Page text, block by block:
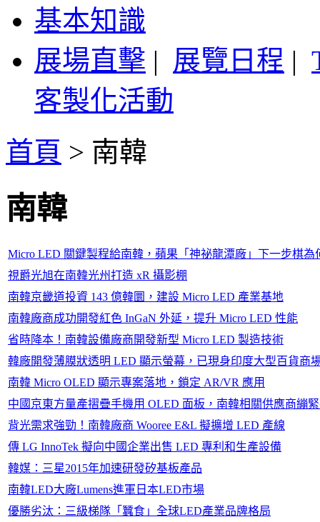
基本知識
展場直擊 | 展覽日程 |
客製化活動
首頁 > 南韓
南韓
Micro LED 關鍵製程給南韓，蘋果「神祕龍潭廠」下一步棋為
視爵光旭在南韓光州打造 xR 攝影棚
南韓京畿道投資 143 億韓圜，建設 Micro LED 產業基地
南韓廠商成功開發紅色 InGaN 外延，提升 Micro LED 性能
省時降本！南韓設備廠商開發新型 Micro LED 製造技術
韓廠開發薄膜狀透明 LED 顯示螢幕，已現身印度大型百貨商
南韓 Micro OLED 顯示專案落地，鎖定 AR/VR 應用
中國京東方量產摺疊手機用 OLED 面板，南韓相關供應商繃
背光需求強勁！南韓廠商 Wooree E&L 擬擴增 LED 產線
傳 LG InnoTek 擬向中國企業出售 LED 專利和生產設備
韓媒：三星2015年加速研發矽基板產品
南韓LED大廠Lumens進軍日本LED市場
優勝劣汰：三級梯隊「蠶食」全球LED產業品牌格局